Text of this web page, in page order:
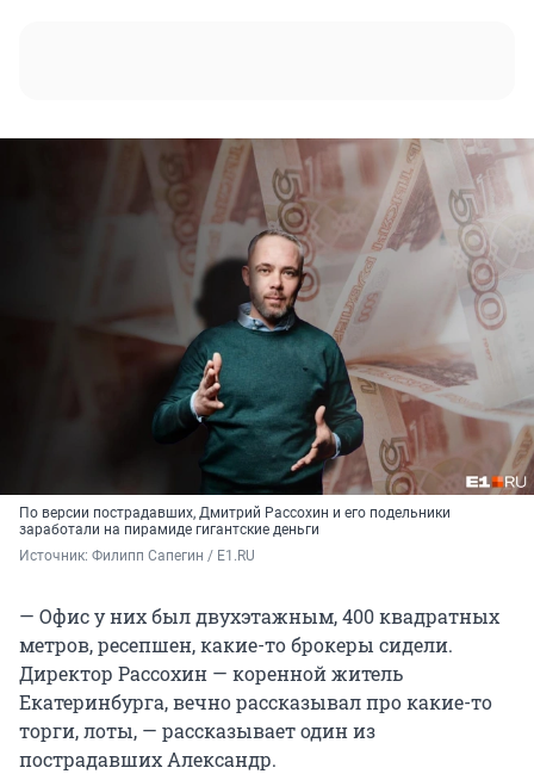
По версии пострадавших, Дмитрий Рассохин и его подельники
заработали на пирамиде гигантские деньги
Источник: Филипп Сапегин / E1.RU
— Офис у них был двухэтажным, 400 квадратных
метров, ресепшен, какие-то брокеры сидели.
Директор Рассохин — коренной житель
Екатеринбурга, вечно рассказывал про какие-то
торги, лоты, — рассказывает один из
пострадавших Александр.